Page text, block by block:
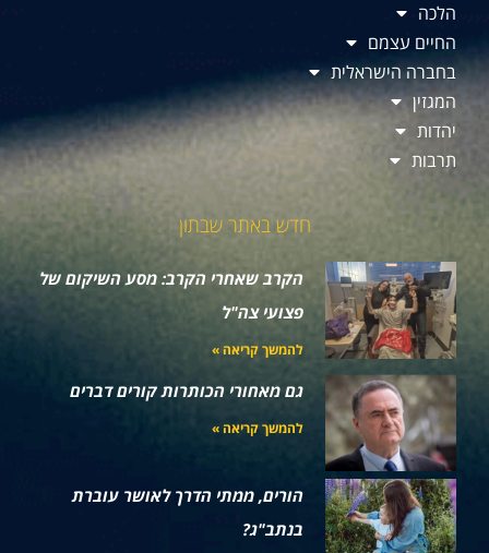
הלכה
החיים עצמם
בחברה הישראלית
המגזין
יהדות
תרבות
חדש באתר שבתון
הקרב שאחרי הקרב: מסע השיקום של
פצועי צה"ל
להמשך קריאה »
גם מאחורי הכותרות קורים דברים
להמשך קריאה »
הורים, ממתי הדרך לאושר עוברת
בנתב"ג?